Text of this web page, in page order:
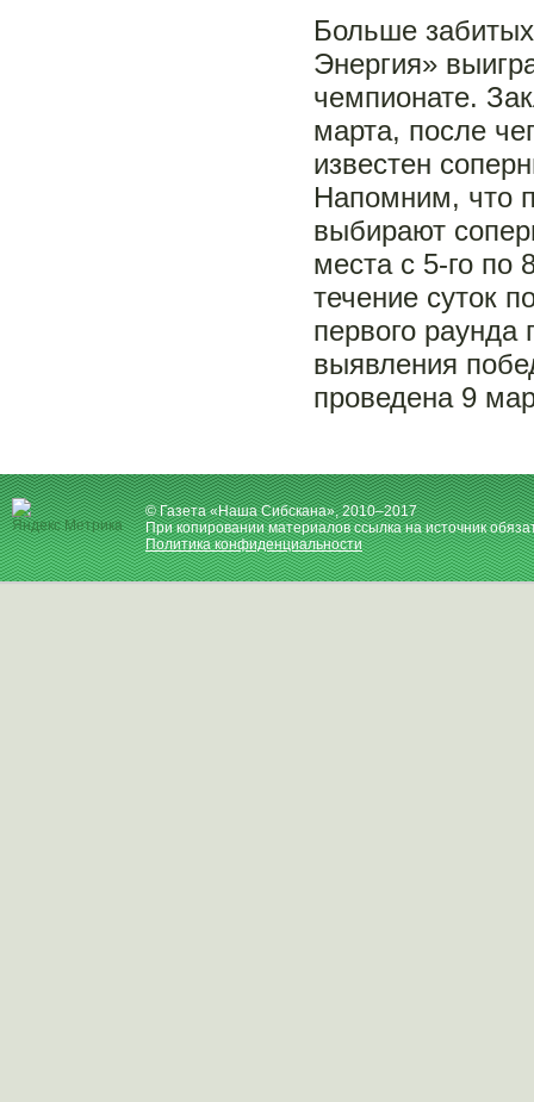
Больше
Энергия»
чемпионате.
марта, после
известен
Напомним, что
выбирают
места с 5-го по
течение суток
первого
выявления
проведена 9
© Газета «Наша Сибскана», 2010–2017
При копировании материалов ссылка на источник
Политика конфиденциальности